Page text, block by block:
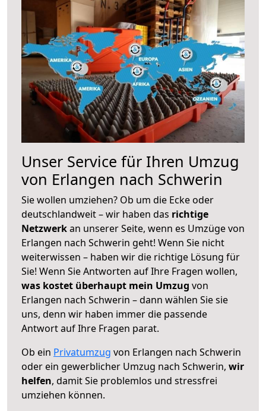
Unser Service für Ihren Umzug
von Erlangen nach Schwerin
Sie wollen umziehen? Ob um die Ecke oder
deutschlandweit – wir haben das richtige
Netzwerkan unserer Seite, wenn es Umzüge von
Erlangen nach Schwerin geht! Wenn Sie nicht
weiterwissen – haben wir die richtige Lösung für
Sie! Wenn Sie Antworten auf Ihre Fragen wollen,
was kostet überhaupt mein Umzug von
Erlangen nach Schwerin – dann wählen Sie sie
uns, denn wir haben immer die passende
Antwort auf Ihre Fragen parat.
Ob ein Privatumzug von Erlangen nach Schwerin
oder ein gewerblicher Umzug nach Schwerin, wir
helfen, damit Sie problemlos und stressfrei
umziehen können.